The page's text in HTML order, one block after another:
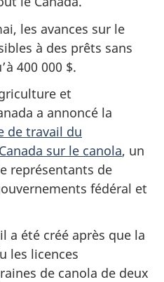
les avances sur le
à des prêts sans
400 000 $.
et
a annoncé la
de travail du
sur le canola, un
représentants de
fédéral et
a été créé après que la
les licences
de canola de deux